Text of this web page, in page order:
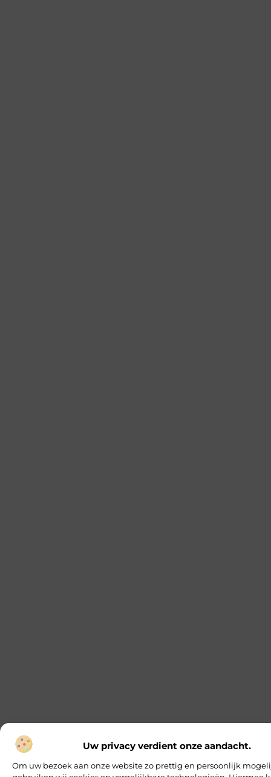
Uw privacy verdient onze aandacht.
Om uw bezoek aan onze website zo prettig en persoonlijk